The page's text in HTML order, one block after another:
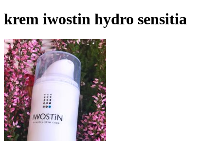
krem iwostin hydro sensitia